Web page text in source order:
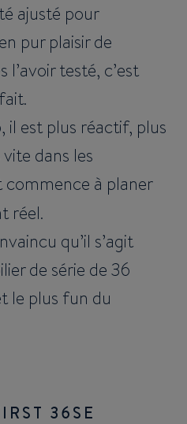
ajusté pour
pur plaisir de
testé, c’est
il est plus réactif, plus
dans les
à planer
réel.
qu’il s’agit
de série de 36
le plus fun du
36SE